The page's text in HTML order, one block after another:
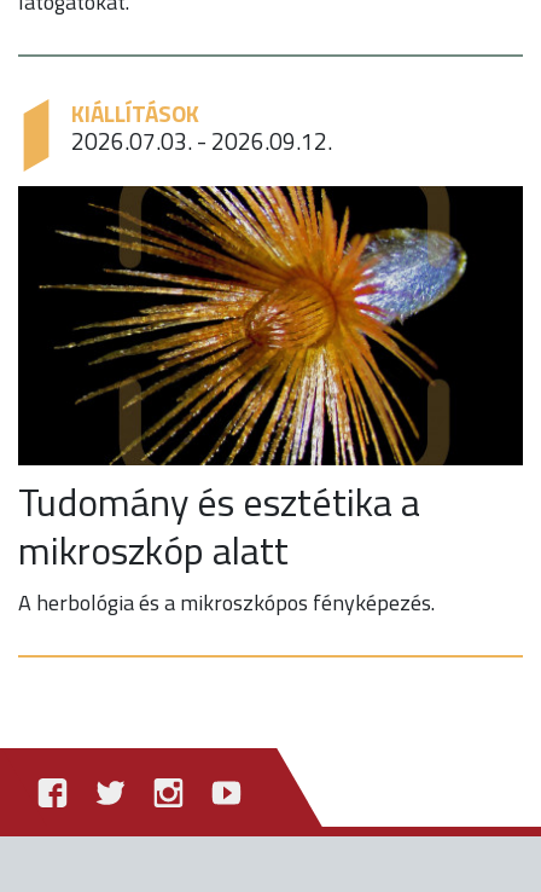
KIÁLLÍTÁSOK
2026.07.03. - 2026.09.12.
Tudomány és esztétika a
mikroszkóp alatt
A herbológia és a mikroszkópos fényképezés.